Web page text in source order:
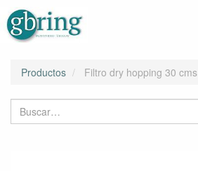
Productos Filtro dry hopping 30 cms